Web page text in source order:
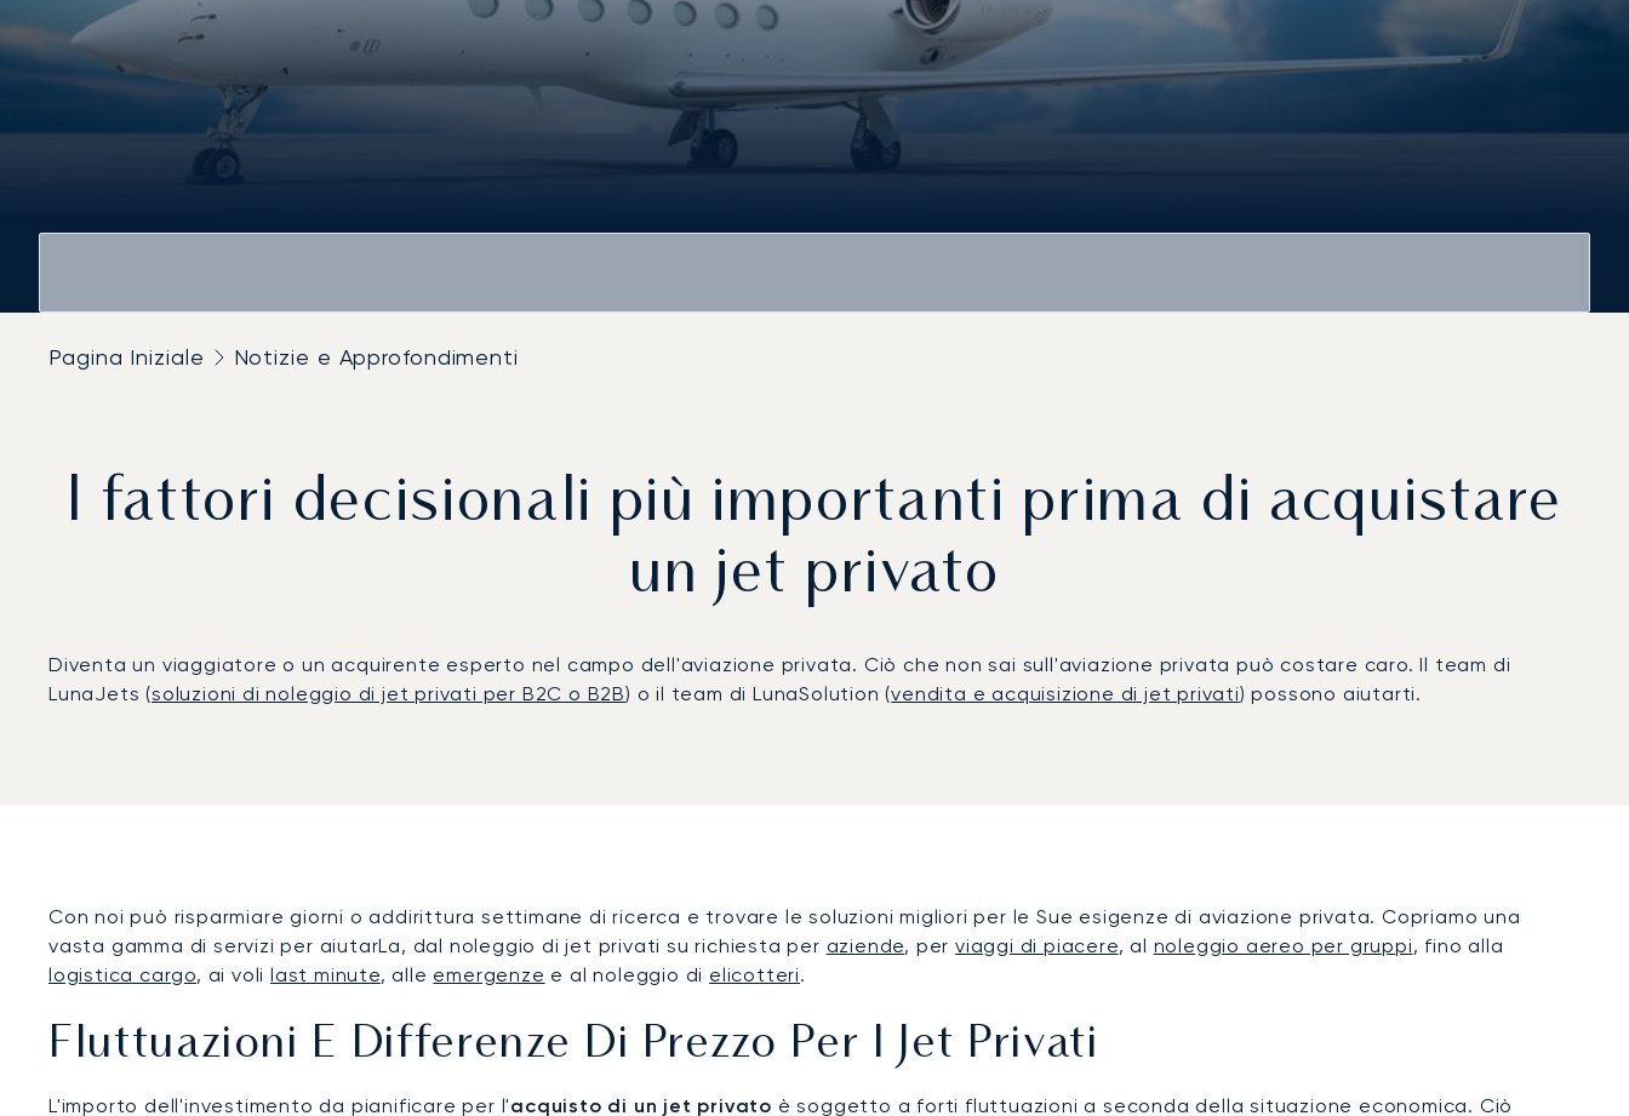
Pagina Iniziale Notizie e Approfondimenti
I fattori decisionali più importanti prima di acquistare
un jet privato
Diventa un viaggiatore o un acquirente esperto nel campo dell'aviazione privata. Ciò che non sai sull'aviazione privata può costare caro. Il team di
LunaJets (soluzioni di noleggio di jet privati per B2C o B2B) o il team di LunaSolution (vendita e acquisizione di jet privati) possono aiutarti.
Con noi può risparmiare giorni o addirittura settimane di ricerca e trovare le soluzioni migliori per le Sue esigenze di aviazione privata. Copriamo una
vasta gamma di servizi per aiutarLa, dal noleggio di jet privati su richiesta per aziende, perviaggi di piacere, al noleggio aereo per gruppi, fino alla
logistica cargo, ai voli last minute, alle emergenze e al noleggio di elicotteri.
Fluttuazioni E Differenze Di Prezzo Per I Jet Privati
L'importo dell'investimento da pianificare per l'acquisto di un jet privato è soggetto a forti fluttuazioni a seconda della situazione economica. Ciò